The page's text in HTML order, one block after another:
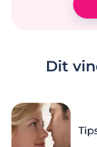
Dit